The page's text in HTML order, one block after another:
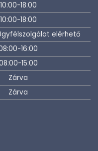
10:00-18:00
10:00-18:00
elérhető
16:00
15:00
Zárva
Zárva